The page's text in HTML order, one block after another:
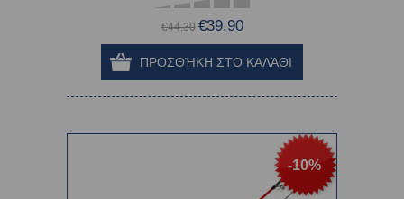
€44,30 €39,90
-10%